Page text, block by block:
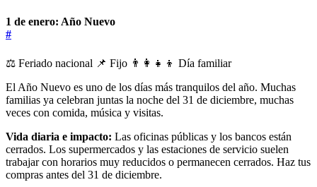
1 de enero: Año Nuevo
#
⚖️ Feriado nacional 📌 Fijo 👨‍👩‍👧‍👦 Día familiar
El Año Nuevo es uno de los días más tranquilos del año. Muchas
familias ya celebran juntas la noche del 31 de diciembre, muchas
veces con comida, música y visitas.
Vida diaria e impacto: Las oficinas públicas y los bancos están
cerrados. Los supermercados y las estaciones de servicio suelen
trabajar con horarios muy reducidos o permanecen cerrados. Haz tus
compras antes del 31 de diciembre.